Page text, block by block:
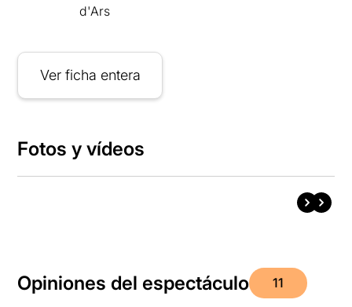
d'Ars
Ver ficha entera
Fotos y vídeos
Opiniones del espectáculo 11